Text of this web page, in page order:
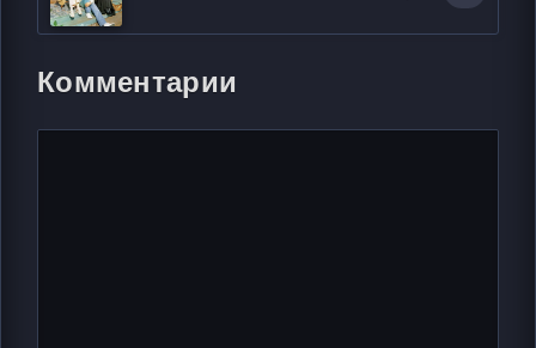
Комментарии